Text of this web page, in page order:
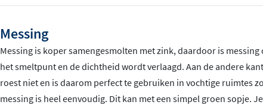
Messing
Messing is koper samengesmolten met zink, daardoor is
het smeltpunt en de dichtheid wordt verlaagd. Aan de andere
roest niet en is daarom perfect te gebruiken in vochtige ruimtes
messing is heel eenvoudig. Dit kan met een simpel groen sopje.